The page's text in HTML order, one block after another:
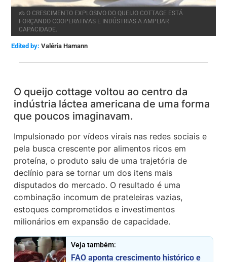
🧀 O CRESCIMENTO EXPLOSIVO DO QUEIJO COTTAGE ESTÁ
FORÇANDO COOPERATIVAS E INDÚSTRIAS A AMPLIAR
CAPACIDADE.
Edited by: Valéria Hamann
O queijo cottage voltou ao centro da
indústria láctea americana de uma forma
que poucos imaginavam.
Impulsionado por vídeos virais nas redes sociais e
pela busca crescente por alimentos ricos em
proteína, o produto saiu de uma trajetória de
declínio para se tornar um dos itens mais
disputados do mercado. O resultado é uma
combinação incomum de prateleiras vazias,
estoques comprometidos e investimentos
milionários em expansão de capacidade.
Veja também:
FAO aponta crescimento histórico e